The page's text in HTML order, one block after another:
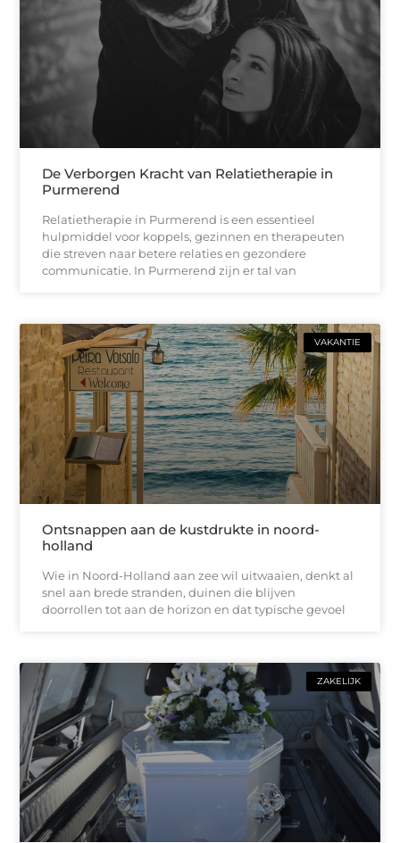
De Verborgen Kracht van Relatietherapie in
Purmerend
Relatietherapie in Purmerend is een essentieel
hulpmiddel voor koppels, gezinnen en therapeuten
die streven naar betere relaties en gezondere
communicatie. In Purmerend zijn er tal van
VAKANTIE
Ontsnappen aan de kustdrukte in noord-
holland
Wie in Noord-Holland aan zee wil uitwaaien, denkt al
snel aan brede stranden, duinen die blijven
doorrollen tot aan de horizon en dat typische gevoel
ZAKELIJK